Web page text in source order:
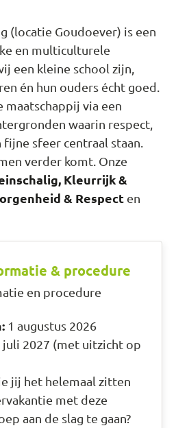
(locatie Goudoever) is een
en multiculturele
een kleine school zijn,
én hun ouders écht goed.
via een
waarin respect,
sfeer centraal staan.
verder komt. Onze
Kleurrijk &
& Respect en
& procedure
en procedure
1 augustus 2026
juli 2027 (met uitzicht op
jij het helemaal zitten
met deze
aan de slag te gaan?